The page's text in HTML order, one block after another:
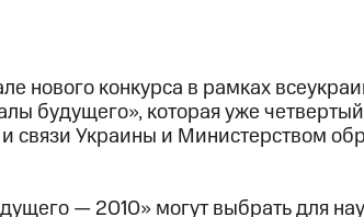
нового конкурса в рамках
будущего», которая уже
связи Украины и Министерством
— 2010» могут выбрать для